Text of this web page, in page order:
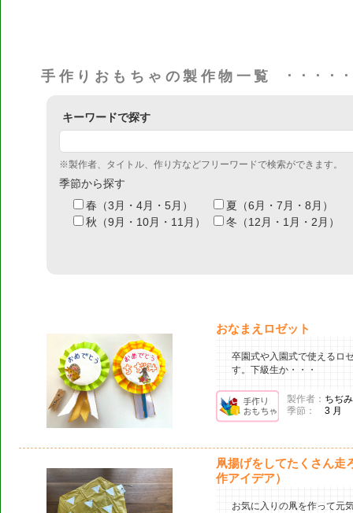
手作りおもちゃの製作物一覧
キーワードで探す
※製作者、タイトル、作り方などフリーワードで検索ができます。
季節から探す
春（3月・4月・5月）
夏（6月・7月・8月）
秋（9月・10月・11月）
冬（12月・1月・2月）
おなまえロゼット
卒園式や入園式で使えるロ
す。下級生か・・・
製作者： ちぢみ
季節：
3 月
凧揚げをしてたくさん走
作アイデア）
お気に入りの凧を作って元